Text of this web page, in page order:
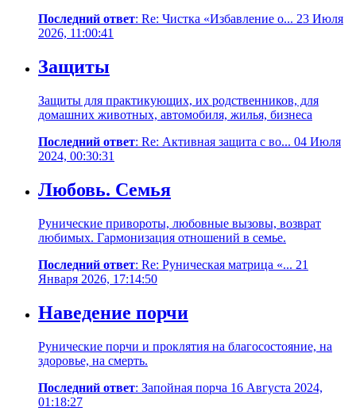
Последний ответ: Re: Чистка «Избавление о... 23 Июля
2026, 11:00:41
Защиты
Защиты для практикующих, их родственников, для
домашних животных, автомобиля, жилья, бизнеса
Последний ответ: Re: Активная защита с во... 04 Июля
2024, 00:30:31
Любовь. Семья
Рунические привороты, любовные вызовы, возврат
любимых. Гармонизация отношений в семье.
Последний ответ: Re: Руническая матрица «... 21
Января 2026, 17:14:50
Наведение порчи
Рунические порчи и проклятия на благосостояние, на
здоровье, на смерть.
Последний ответ: Запойная порча 16 Августа 2024,
01:18:27